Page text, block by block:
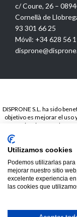
c/ Coure, 26 –
Cornellà de
93 301 66 25
Móvil: +34 628 56
DISPRONE S.L. ha sido
objetivo es mejorar el uso
comunicaciones y el
página propia.. Esta
ello ha contado con el
Utilizamos cookies
Podemos utilizarlas
mejorar nuestro sitio
excelente experiencia
las cookies que